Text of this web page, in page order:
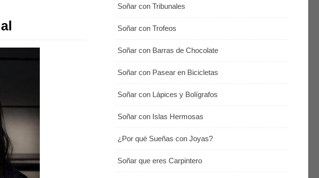
Soñar con Tribunales
Soñar con Trofeos
Soñar con Barras de Chocolate
Soñar con Pasear en Bicicletas
Soñar con Lápices y Bolígrafos
Soñar con Islas Hermosas
¿Por qué Sueñas con Joyas?
Soñar que eres Carpintero